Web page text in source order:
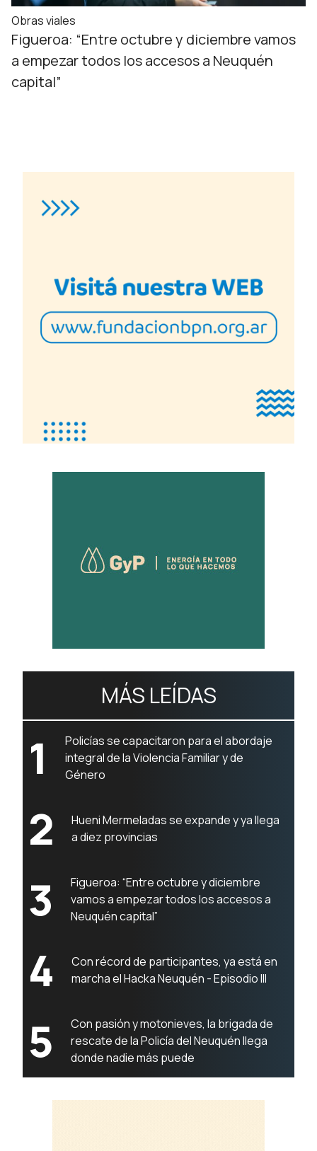
Obras viales
Figueroa: “Entre octubre y diciembre vamos
a empezar todos los accesos a Neuquén
capital”
MÁS LEÍDAS
1
Policías se capacitaron para el abordaje
integral de la Violencia Familiar y de
Género
2
Hueni Mermeladas se expande y ya llega
a diez provincias
3
Figueroa: “Entre octubre y diciembre
vamos a empezar todos los accesos a
Neuquén capital”
4
Con récord de participantes, ya está en
marcha el Hacka Neuquén - Episodio III
5
Con pasión y motonieves, la brigada de
rescate de la Policía del Neuquén llega
donde nadie más puede